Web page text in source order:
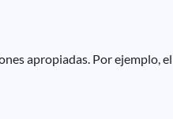
apropiadas. Por ejemplo, el